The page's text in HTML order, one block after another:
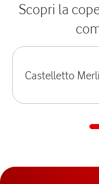
Scopri la
Castelletto Merli